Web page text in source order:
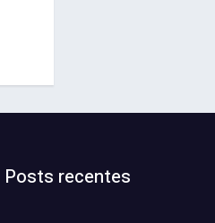
Posts recentes